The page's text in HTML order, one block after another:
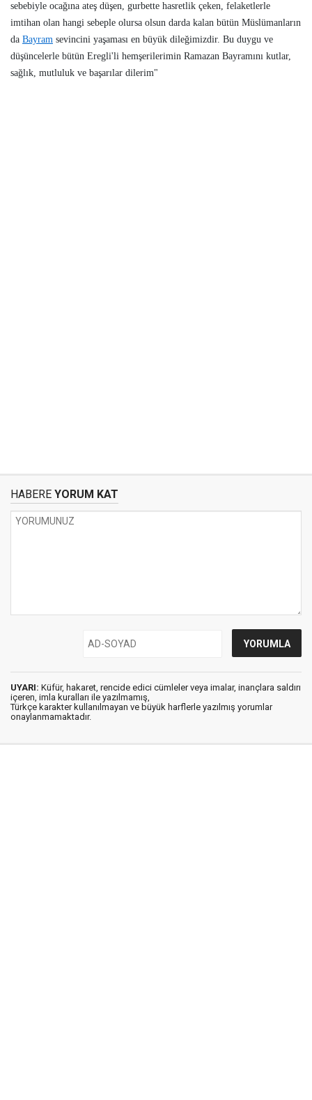
sebebiyle ocağına ateş düşen, gurbette hasretlik çeken, felaketlerle
imtihan olan hangi sebeple olursa olsun darda kalan bütün Müslümanların
da Bayram sevincini yaşaması en büyük dileğimizdir. Bu duygu ve
düşüncelerle bütün Eregli'li hemşerilerimin Ramazan Bayramını kutlar,
sağlık, mutluluk ve başarılar dilerim"
HABERE YORUM KAT
UYARI: Küfür, hakaret, rencide edici cümleler veya imalar, inançlara saldırı
içeren, imla kuralları ile yazılmamış,
Türkçe karakter kullanılmayan ve büyük harflerle yazılmış yorumlar
onaylanmamaktadır.